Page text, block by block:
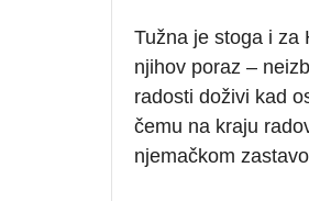
Tužna je stoga i za
njihov poraz –
radosti doživi kad
čemu na kraju
njemačkom